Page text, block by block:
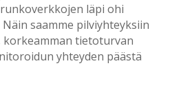
läpi ohi
saamme pilviyhteyksiin
korkeamman tietoturvan
yhteyden päästä